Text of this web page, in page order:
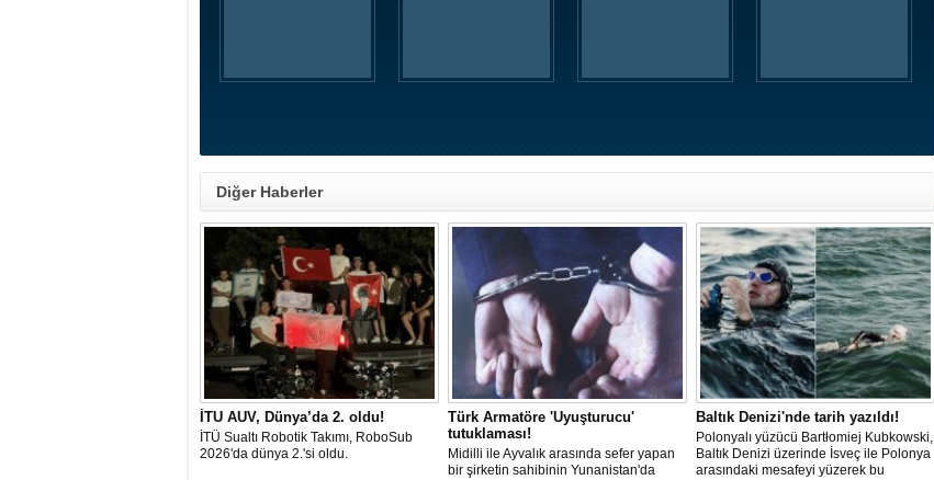
Diğer Haberler
İTU AUV, Dünya’da 2. oldu!
İTÜ Sualtı Robotik Takımı, RoboSub
2026'da dünya 2.'si oldu.
Türk Armatöre 'Uyuşturucu'
tutuklaması!
Midilli ile Ayvalık arasında sefer yapan
bir şirketin sahibinin Yunanistan'da
Baltık Denizi'nde tarih yazıldı!
Polonyalı yüzücü Bartłomiej Kubkowski,
Baltık Denizi üzerinde İsveç ile Polonya
arasındaki mesafeyi yüzerek bu